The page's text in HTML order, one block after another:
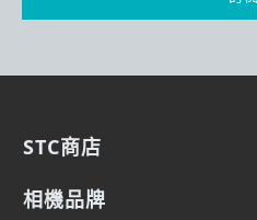
STC商店
相機品牌